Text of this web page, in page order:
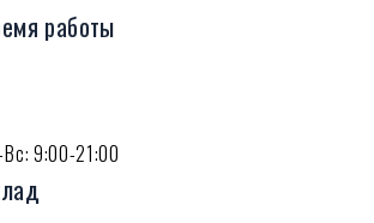
работы
9:00-21:00